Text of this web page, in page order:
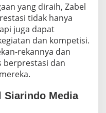
yang diraih, Zabel
tidak hanya
juga dapat
dan kompetisi.
rekannya dan
berprestasi dan
Siarindo Media